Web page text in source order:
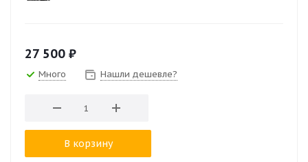
27 500 ₽
Много Нашли дешевле?
В корзину